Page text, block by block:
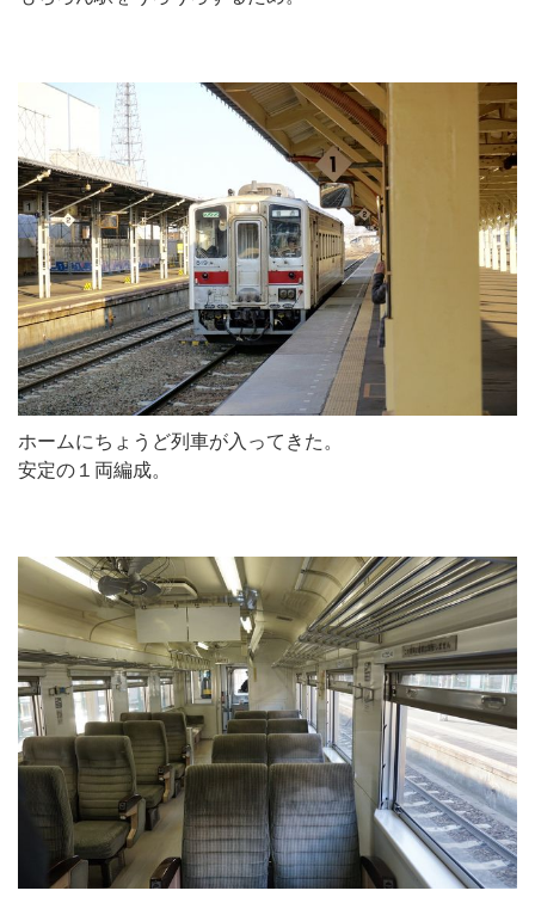
ホームにちょうど列車が入ってきた。
安定の１両編成。